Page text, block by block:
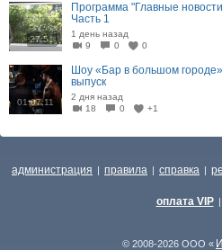
27:51
Программа "Главные
Часть 1
1 день назад
9
0 0
01:07:11
Шоу «Бар в большом
выпуск
2 дня назад
18
0 +1
администрация | правила | справка |
оплата VIP |
© 2008-2026 ООО «